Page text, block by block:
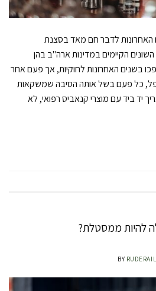
לדבר חם מאד בסצנת
השונים הקיימים במדינות ארה"ב בהן
קנאביס מעל גיל 21 הפכו בשנים האחרונות לחוקיות, אך פעם אחר
כל פעם בשל אותה הסיבה שמשקאות
יד ביד עם מוצרי קנאביס רפואי, לא
BY